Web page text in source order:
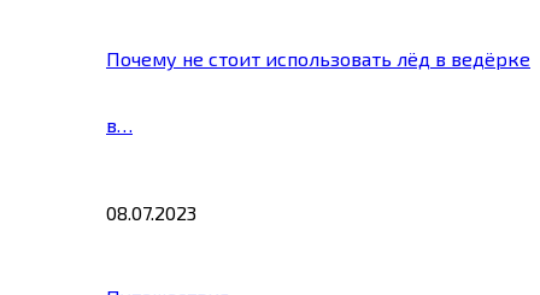
Почему не стоит использовать лёд в ведёрке
в…
08.07.2023